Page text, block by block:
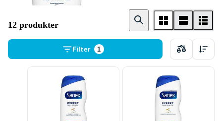
12 produkter
Filter 1